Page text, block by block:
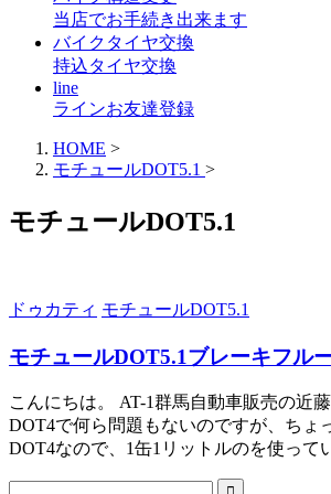
当店でお手続き出来ます
バイクタイヤ交換
持込タイヤ交換
line
ラインお友達登録
HOME >
モチュールDOT5.1 >
モチュールDOT5.1
ドゥカティ モチュールDOT5.1
モチュールDOT5.1ブレーキフル
こんにちは。 AT-1群馬自動車販売の近
DOT4で何ら問題もないのですが、ちょ
DOT4なので、1缶1リットルのを使って